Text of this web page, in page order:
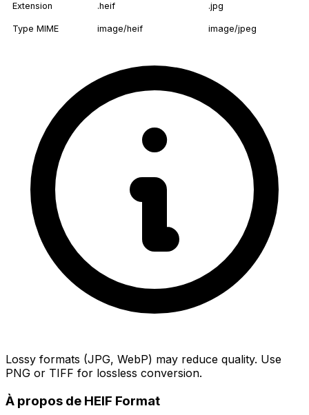
Extension .heif .jpg
Type MIME image/heif image/jpeg
Lossy formats (JPG, WebP) may reduce quality. Use
PNG or TIFF for lossless conversion.
À propos de HEIF Format